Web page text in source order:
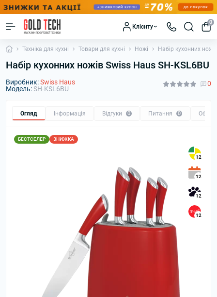
Клієнту
0
Техніка для кухні Товари для кухні Ножі Набір кухонних
Набір кухонних ножів Swiss Haus SH-KSL6BU
Виробник:Swiss Haus
Модель:SH-KSL6BU
0
Огляд Інформація Відгуки 0 Питання 0 Обмін
БЕСТСЕЛЕР ЗНИЖКА
12
12
12
12